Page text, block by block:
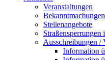
Veranstaltungen
Bekanntmachungen
Stellenangebote
Ausschreibungen /
Information